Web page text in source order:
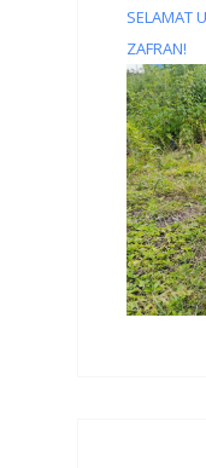
SELAMAT
ZAFRAN!